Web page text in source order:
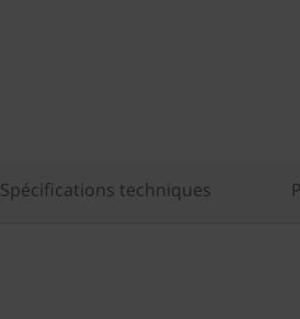
Spécifications techniques